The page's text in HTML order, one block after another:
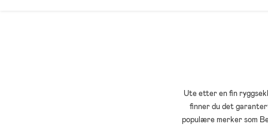
Ute etter en fin
finner du det
populære merker som